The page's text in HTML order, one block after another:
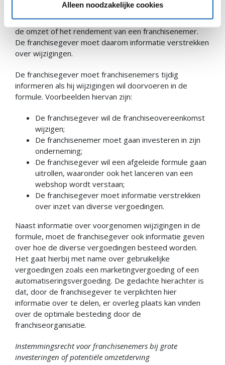
Alleen noodzakelijke cookies
gevraagd worden. Ook kunnen bepaalde
formuleontwikkelingen een negatieve impact hebben op
de omzet of het rendement van een franchisenemer.
De franchisegever moet daarom informatie verstrekken
over wijzigingen.
De franchisegever moet franchisenemers tijdig
informeren als hij wijzigingen wil doorvoeren in de
formule. Voorbeelden hiervan zijn:
De franchisegever wil de franchiseovereenkomst
wijzigen;
De franchisenemer moet gaan investeren in zijn
onderneming;
De franchisegever wil een afgeleide formule gaan
uitrollen, waaronder ook het lanceren van een
webshop wordt verstaan;
De franchisegever moet informatie verstrekken
over inzet van diverse vergoedingen.
Naast informatie over voorgenomen wijzigingen in de
formule, moet de franchisegever ook informatie geven
over hoe de diverse vergoedingen besteed worden.
Het gaat hierbij met name over gebruikelijke
vergoedingen zoals een marketingvergoeding of een
automatiseringsvergoeding. De gedachte hierachter is
dat, door de franchisegever te verplichten hier
informatie over te delen, er overleg plaats kan vinden
over de optimale besteding door de
franchiseorganisatie.
Instemmingsrecht voor franchisenemers bij grote
investeringen of potentiële omzetderving